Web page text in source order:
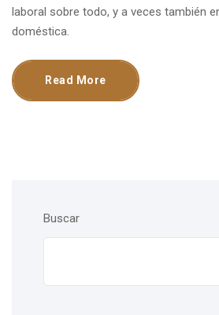
laboral sobre todo, y a veces también
doméstica.
Read More
Buscar